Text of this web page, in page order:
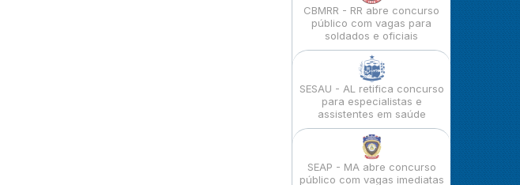
CBMRR - RR abre concurso
público com vagas para
soldados e oficiais
SESAU - AL retifica concurso
para especialistas e
assistentes em saúde
SEAP - MA abre concurso
público com vagas imediatas